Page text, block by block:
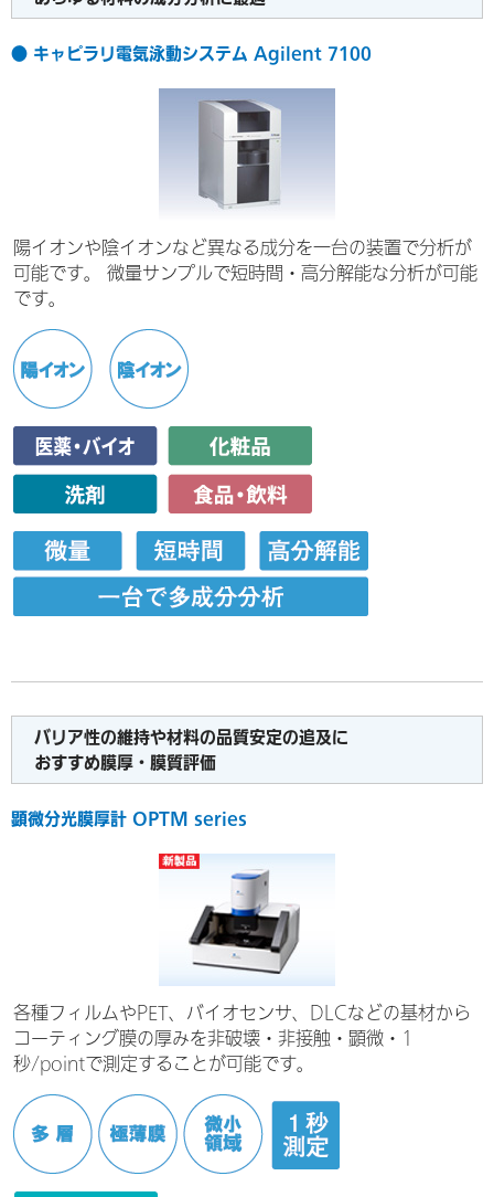
● キャピラリ電気泳動システム Agilent 7100
陽イオンや陰イオンなど異なる成分を一台の装置で分析が
可能です。 微量サンプルで短時間・高分解能な分析が可能
です。
バリア性の維持や材料の品質安定の追及に
おすすめ膜厚・膜質評価
顕微分光膜厚計 OPTM series
各種フィルムやPET、バイオセンサ、DLCなどの基材から
コーティング膜の厚みを非破壊・非接触・顕微・1
秒/pointで測定することが可能です。